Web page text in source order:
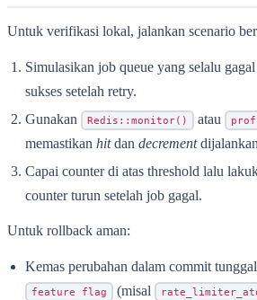
Untuk verifikasi lokal, jalankan scenario
Simulasikan job queue yang selalu
sukses setelah retry.
Gunakan
Redis::monitor() atau
memastikan hitdan decrement
Capai counter di atas threshold lalu
counter turun setelah job gagal.
Untuk rollback aman:
Kemas perubahan dalam commit
feature flag (misal